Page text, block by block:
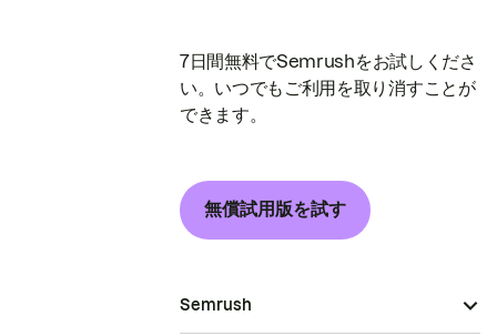
7日間無料でSemrushをお試しくださ
い。いつでもご利用を取り消すことが
できます。
無償試用版を試す
Semrush